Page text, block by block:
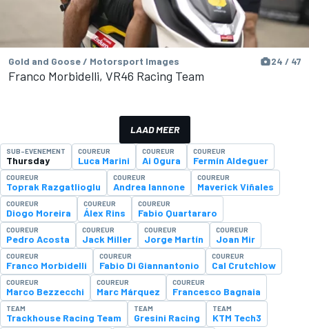
Gold and Goose / Motorsport Images 24 / 47
Franco Morbidelli, VR46 Racing Team
LAAD MEER
SUB-EVENEMENT
Thursday
COUREUR
Luca Marini
COUREUR
Ai Ogura
COUREUR
Fermín Aldeguer
COUREUR
Toprak Razgatlioglu
COUREUR
Andrea Iannone
COUREUR
Maverick Viñales
COUREUR
Diogo Moreira
COUREUR
Álex Rins
COUREUR
Fabio Quartararo
COUREUR
Pedro Acosta
COUREUR
Jack Miller
COUREUR
Jorge Martín
COUREUR
Joan Mir
COUREUR
Franco Morbidelli
COUREUR
Fabio Di Giannantonio
COUREUR
Cal Crutchlow
COUREUR
Marco Bezzecchi
COUREUR
Marc Márquez
COUREUR
Francesco Bagnaia
TEAM
Trackhouse Racing Team
TEAM
Gresini Racing
TEAM
KTM Tech3